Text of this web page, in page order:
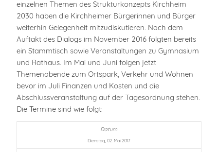
einzelnen Themen des Strukturkonzepts Kirchheim
2030 haben die Kirchheimer Bürgerinnen und Bürger
weiterhin Gelegenheit mitzudiskutieren. Nach dem
Auftakt des Dialogs im November 2016 folgten bereits
ein Stammtisch sowie Veranstaltungen zu Gymnasium
und Rathaus. Im Mai und Juni folgen jetzt
Themenabende zum Ortspark, Verkehr und Wohnen
bevor im Juli Finanzen und Kosten und die
Abschlussveranstaltung auf der Tagesordnung stehen.
Die Termine sind wie folgt:
Dienstag, 02. Mai 2017